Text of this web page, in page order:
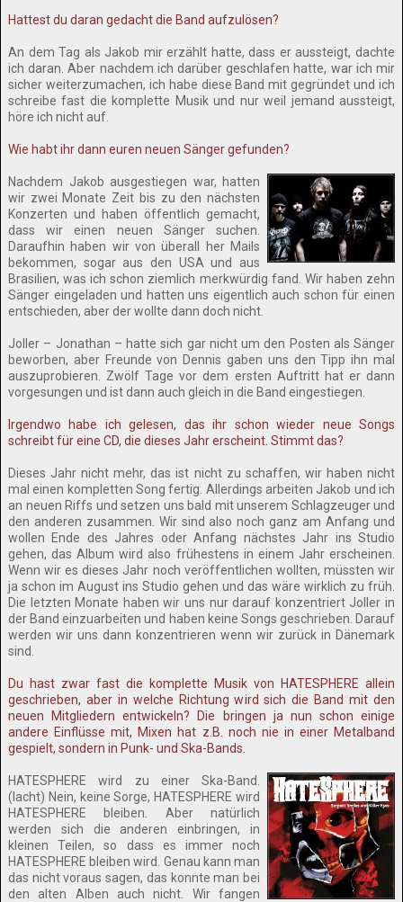
Hattest du daran gedacht die Band aufzulösen?
An dem Tag als Jakob mir erzählt hatte, dass er aussteigt, dachte
ich daran. Aber nachdem ich darüber geschlafen hatte, war ich mir
sicher weiterzumachen, ich habe diese Band mit gegründet und ich
schreibe fast die komplette Musik und nur weil jemand aussteigt,
höre ich nicht auf.
Wie habt ihr dann euren neuen Sänger gefunden?
Nachdem Jakob ausgestiegen war, hatten
wir zwei Monate Zeit bis zu den nächsten
Konzerten und haben öffentlich gemacht,
dass wir einen neuen Sänger suchen.
Daraufhin haben wir von überall her Mails
bekommen, sogar aus den USA und aus
Brasilien, was ich schon ziemlich merkwürdig fand. Wir haben zehn
Sänger eingeladen und hatten uns eigentlich auch schon für einen
entschieden, aber der wollte dann doch nicht.
Joller – Jonathan – hatte sich gar nicht um den Posten als Sänger
beworben, aber Freunde von Dennis gaben uns den Tipp ihn mal
auszuprobieren. Zwölf Tage vor dem ersten Auftritt hat er dann
vorgesungen und ist dann auch gleich in die Band eingestiegen.
Irgendwo habe ich gelesen, das ihr schon wieder neue Songs
schreibt für eine CD, die dieses Jahr erscheint. Stimmt das?
Dieses Jahr nicht mehr, das ist nicht zu schaffen, wir haben nicht
mal einen kompletten Song fertig. Allerdings arbeiten Jakob und ich
an neuen Riffs und setzen uns bald mit unserem Schlagzeuger und
den anderen zusammen. Wir sind also noch ganz am Anfang und
wollen Ende des Jahres oder Anfang nächstes Jahr ins Studio
gehen, das Album wird also frühestens in einem Jahr erscheinen.
Wenn wir es dieses Jahr noch veröffentlichen wollten, müssten wir
ja schon im August ins Studio gehen und das wäre wirklich zu früh.
Die letzten Monate haben wir uns nur darauf konzentriert Joller in
der Band einzuarbeiten und haben keine Songs geschrieben. Darauf
werden wir uns dann konzentrieren wenn wir zurück in Dänemark
sind.
Du hast zwar fast die komplette Musik von HATESPHERE allein
geschrieben, aber in welche Richtung wird sich die Band mit den
neuen Mitgliedern entwickeln? Die bringen ja nun schon einige
andere Einflüsse mit, Mixen hat z.B. noch nie in einer Metalband
gespielt, sondern in Punk- und Ska-Bands.
HATESPHERE wird zu einer Ska-Band.
(lacht) Nein, keine Sorge, HATESPHERE wird
HATESPHERE bleiben. Aber natürlich
werden sich die anderen einbringen, in
kleinen Teilen, so dass es immer noch
HATESPHERE bleiben wird. Genau kann man
das nicht voraus sagen, das konnte man bei
den alten Alben auch nicht. Wir fangen